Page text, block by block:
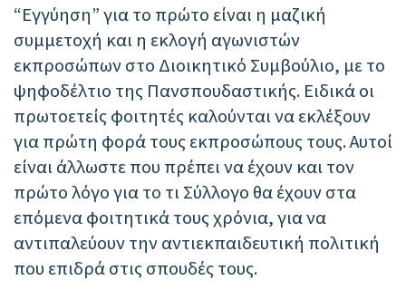
“Εγγύηση” για το πρώτο είναι η μαζική
συμμετοχή και η εκλογή αγωνιστών
εκπροσώπων στο Διοικητικό Συμβούλιο, με το
ψηφοδέλτιο της Πανσπουδαστικής. Ειδικά οι
πρωτοετείς φοιτητές καλούνται να εκλέξουν
για πρώτη φορά τους εκπροσώπους τους. Αυτοί
είναι άλλωστε που πρέπει να έχουν και τον
πρώτο λόγο για το τι Σύλλογο θα έχουν στα
επόμενα φοιτητικά τους χρόνια, για να
αντιπαλεύουν την αντιεκπαιδευτική πολιτική
που επιδρά στις σπουδές τους.